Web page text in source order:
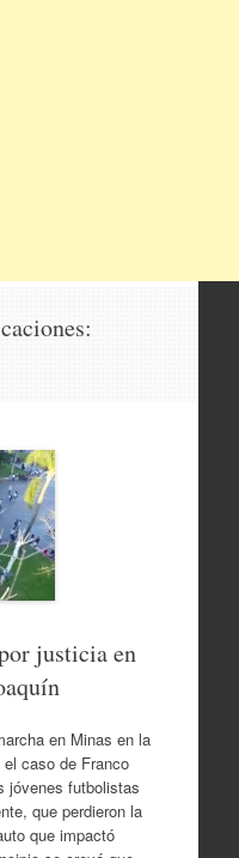
justicia en
en Minas en la
caso de Franco
jóvenes futbolistas
que perdieron la
que impactó